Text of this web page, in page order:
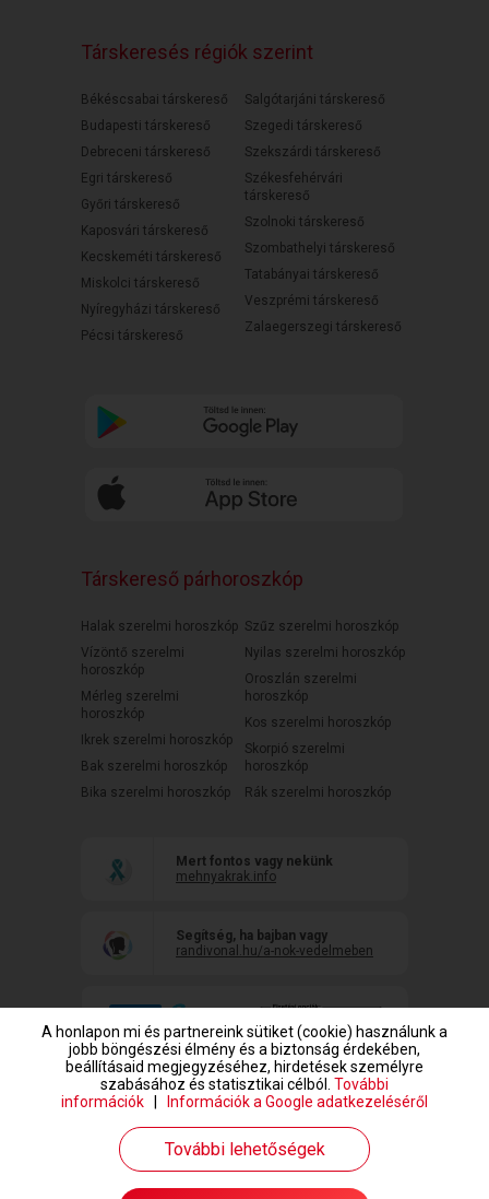
Társkeresés régiók szerint
Békéscsabai társkereső
Budapesti társkereső
Debreceni társkereső
Egri társkereső
Győri társkereső
Kaposvári társkereső
Kecskeméti társkereső
Miskolci társkereső
Nyíregyházi társkereső
Pécsi társkereső
Salgótarjáni társkereső
Szegedi társkereső
Szekszárdi társkereső
Székesfehérvári
társkereső
Szolnoki társkereső
Szombathelyi társkereső
Tatabányai társkereső
Veszprémi társkereső
Zalaegerszegi társkereső
Társkereső párhoroszkóp
Halak szerelmi horoszkóp
Vízöntő szerelmi
horoszkóp
Mérleg szerelmi
horoszkóp
Ikrek szerelmi horoszkóp
Bak szerelmi horoszkóp
Bika szerelmi horoszkóp
Szűz szerelmi horoszkóp
Nyilas szerelmi horoszkóp
Oroszlán szerelmi
horoszkóp
Kos szerelmi horoszkóp
Skorpió szerelmi
horoszkóp
Rák szerelmi horoszkóp
Mert fontos vagy nekünk
mehnyakrak.info
Segítség, ha bajban vagy
randivonal.hu/a-nok-vedelmeben
www.randivonal.hu © Copyright 1999-2026 Dating Central Europe Zrt.
A honlapon mi és partnereink sütiket (cookie) használunk a
jobb böngészési élmény és a biztonság érdekében,
beállításaid megjegyzéséhez, hirdetések személyre
szabásához és statisztikai célból. További
információk
Információk a Google adatkezeléséről
További lehetőségek